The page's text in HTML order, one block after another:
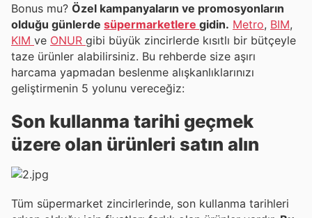
Bonus mu? Özel kampanyaların ve promosyonların
olduğu günlerde süpermarketlere gidin. Metro, BIM,
KIM ve ONUR gibi büyük zincirlerde kısıtlı bir bütçeyle
taze ürünler alabilirsiniz. Bu rehberde size aşırı
harcama yapmadan beslenme alışkanlıklarınızı
geliştirmenin 5 yolunu vereceğiz:
Son kullanma tarihi geçmek
üzere olan ürünleri satın alın
Tüm süpermarket zincirlerinde, son kullanma tarihleri